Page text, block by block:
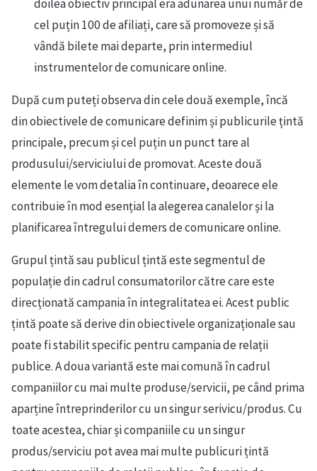
doilea obiectiv principal era adunarea unui număr de
cel puțin 100 de afiliați, care să promoveze și să
vândă bilete mai departe, prin intermediul
instrumentelor de comunicare online.
După cum puteți observa din cele două exemple, încă
din obiectivele de comunicare definim și publicurile țintă
principale, precum și cel puțin un punct tare al
produsului/serviciului de promovat. Aceste două
elemente le vom detalia în continuare, deoarece ele
contribuie în mod esențial la alegerea canalelor și la
planificarea întregului demers de comunicare online.
Grupul țintă sau publicul țintă este segmentul de
populație din cadrul consumatorilor către care este
direcționată campania în integralitatea ei. Acest public
țintă poate să derive din obiectivele organizaționale sau
poate fi stabilit specific pentru campania de relații
publice. A doua variantă este mai comună în cadrul
companiilor cu mai multe produse/servicii, pe când prima
aparține întreprinderilor cu un singur serivicu/produs. Cu
toate acestea, chiar și companiile cu un singur
produs/serviciu pot avea mai multe publicuri țintă